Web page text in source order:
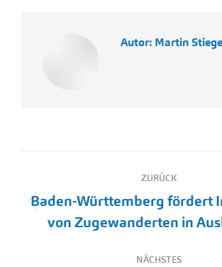
Autor: Martin
ZURÜCK
Vorheriger
Beitrag:
Baden-Württemberg fördert
von Zugewanderten in
NÄCHSTES